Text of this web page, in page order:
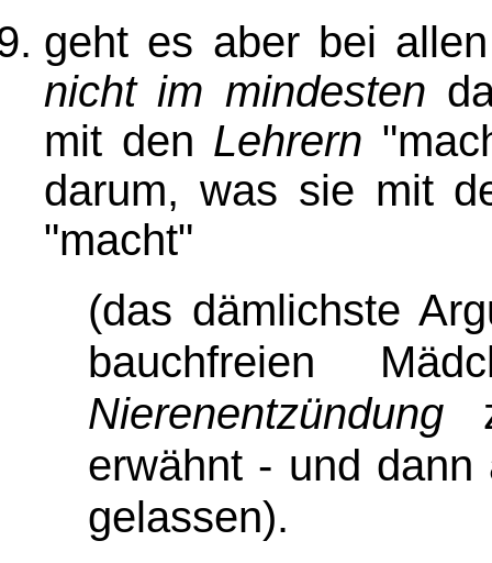
geht es aber bei
nicht im mindesten
mit den Lehrern
darum, was sie mit
"macht"
(das dämlichste
bauchfreien
Nierenentzündung
erwähnt - und
gelassen).